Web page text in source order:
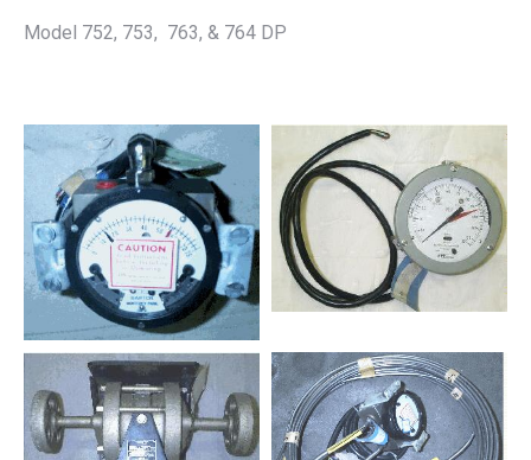
Model 752, 753, 763, & 764 DP